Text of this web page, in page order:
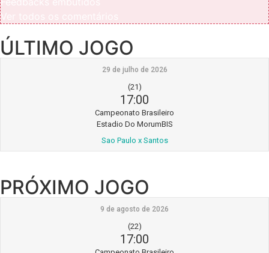
ÚLTIMO JOGO
29 de julho de 2026
(21)
17:00
Campeonato Brasileiro
Estadio Do MorumBIS
Sao Paulo x Santos
PRÓXIMO JOGO
9 de agosto de 2026
(22)
17:00